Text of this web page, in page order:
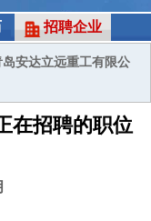
招聘企业
岛安达立远重工有限公
在招聘的职位